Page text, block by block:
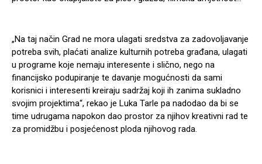
„Na taj način Grad ne mora ulagati sredstva za zadovoljavanje
potreba svih, plaćati analize kulturnih potreba građana, ulagati
u programe koje nemaju interesente i slično, nego na
financijsko podupiranje te davanje mogućnosti da sami
korisnici i interesenti kreiraju sadržaj koji ih zanima sukladno
svojim projektima“, rekao je Luka Tarle pa nadodao da bi se
time udrugama napokon dao prostor za njihov kreativni rad te
za promidžbu i posjećenost ploda njihovog rada.